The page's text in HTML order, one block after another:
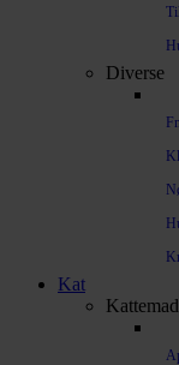
Diverse
Kat
Kattemad